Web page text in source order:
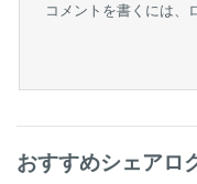
現在はジュエ
フードetc)を
将来はシド
http://
http://
【instagram】
コメントを書くには、
おすすめシェアロ